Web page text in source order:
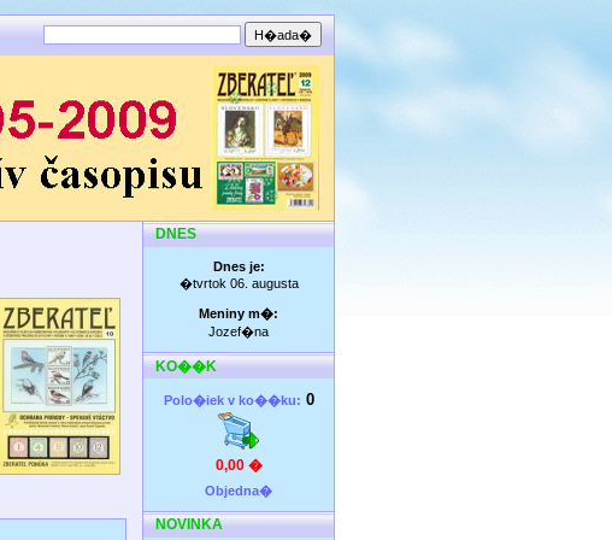
DNES
Dnes je:
�tvrtok 06. augusta
Meniny m�:
Jozef�na
KO��K
Polo�iek v ko��ku: 0
0,00 �
Objedna�
NOVINKA